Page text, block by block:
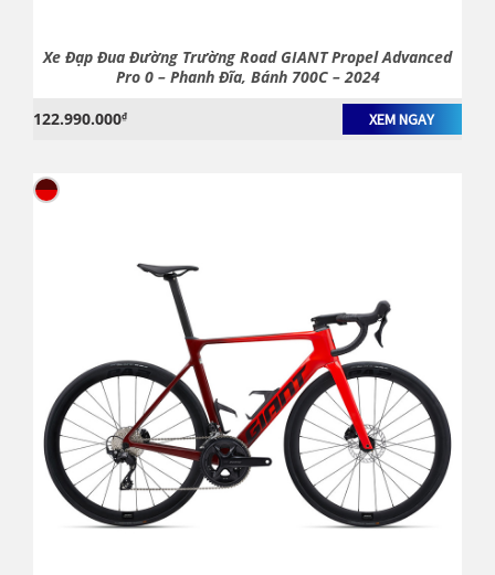
Xe Đạp Đua Đường Trường Road GIANT Propel Advanced
Pro 0 – Phanh Đĩa, Bánh 700C – 2024
122.990.000₫ XEM NGAY